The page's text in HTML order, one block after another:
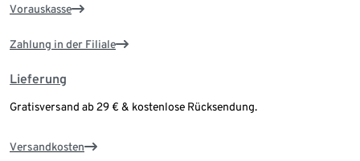
Vorauskasse
Zahlung in der Filiale
Lieferung
Gratisversand ab 29 € & kostenlose Rücksendung.
Versandkosten